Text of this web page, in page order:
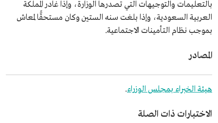
بالتعليمات والتوجيهات التي تصدرها الوزارة، وإذا غادر المملكة
العربية السعودية، وإذا بلغت سنه الستين وكان مستحقًّا لمعاش
بموجب نظام التأمينات الاجتماعية.
المصادر
هيئة الخبراء بمجلس الوزراء.
الاختبارات ذات الصلة